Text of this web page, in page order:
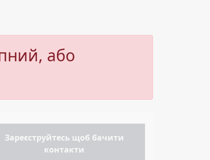
або
Зареєструйтесь щоб бачити
контакти